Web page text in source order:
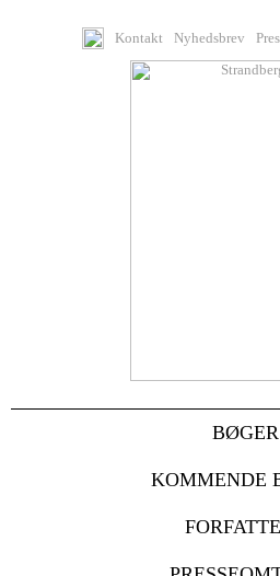
Kontakt Nyhedsbrev
BØGER
KOMMENDE